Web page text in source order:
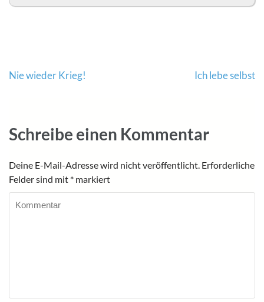
Beitragsnavigation
Nie wieder Krieg! Ich lebe selbst
Schreibe einen Kommentar
Deine E-Mail-Adresse wird nicht veröffentlicht. Erforderliche
Felder sind mit * markiert